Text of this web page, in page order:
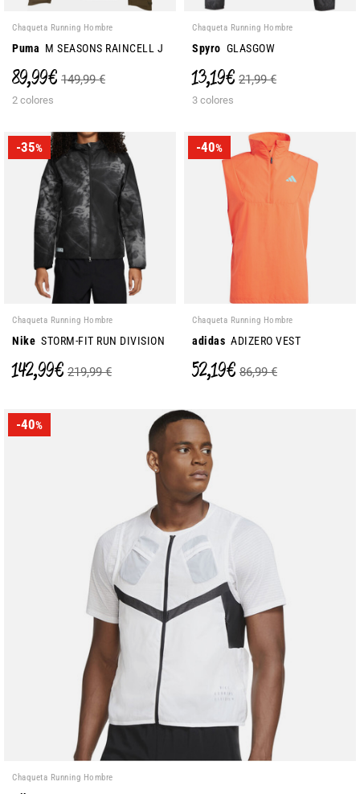
Chaqueta Running Hombre
Puma M SEASONS RAINCELL J
89,99 € 149,99 €
2 colores
Chaqueta Running Hombre
Spyro GLASGOW
13,19 € 21,99 €
3 colores
-35%
Chaqueta Running Hombre
Nike STORM-FIT RUN DIVISION
142,99 € 219,99 €
-40%
Chaqueta Running Hombre
adidas ADIZERO VEST
52,19 € 86,99 €
-40%
Chaqueta Running Hombre